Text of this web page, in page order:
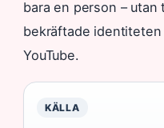
bara en person –
bekräftade
YouTube.
KÄLLA